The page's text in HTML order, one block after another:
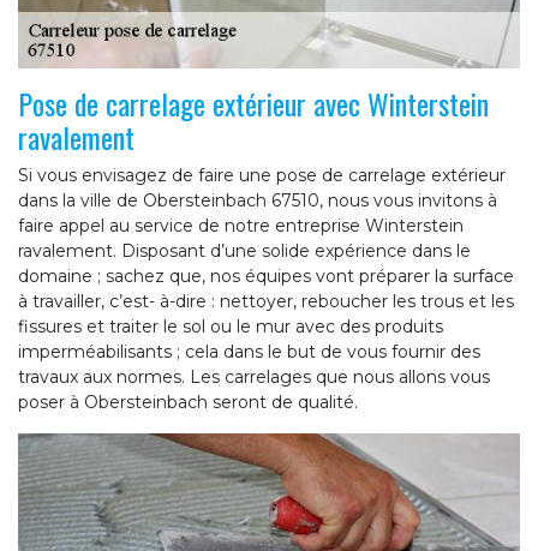
Pose de carrelage extérieur avec Winterstein
ravalement
Si vous envisagez de faire une pose de carrelage extérieur
dans la ville de Obersteinbach 67510, nous vous invitons à
faire appel au service de notre entreprise Winterstein
ravalement. Disposant d’une solide expérience dans le
domaine ; sachez que, nos équipes vont préparer la surface
à travailler, c’est- à-dire : nettoyer, reboucher les trous et les
fissures et traiter le sol ou le mur avec des produits
imperméabilisants ; cela dans le but de vous fournir des
travaux aux normes. Les carrelages que nous allons vous
poser à Obersteinbach seront de qualité.